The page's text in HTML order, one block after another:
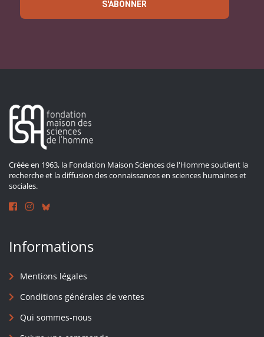
S'ABONNER
Créée en 1963, la Fondation Maison Sciences de l'Homme soutient la
recherche et la diffusion des connaissances en sciences humaines et
sociales.
Informations
Mentions légales
Conditions générales de ventes
Qui sommes-nous